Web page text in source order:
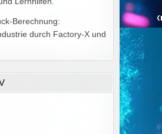
Berechnung:
durch Factory-X und